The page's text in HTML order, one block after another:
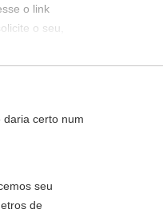
o link
o seu,
certo num
seu
de